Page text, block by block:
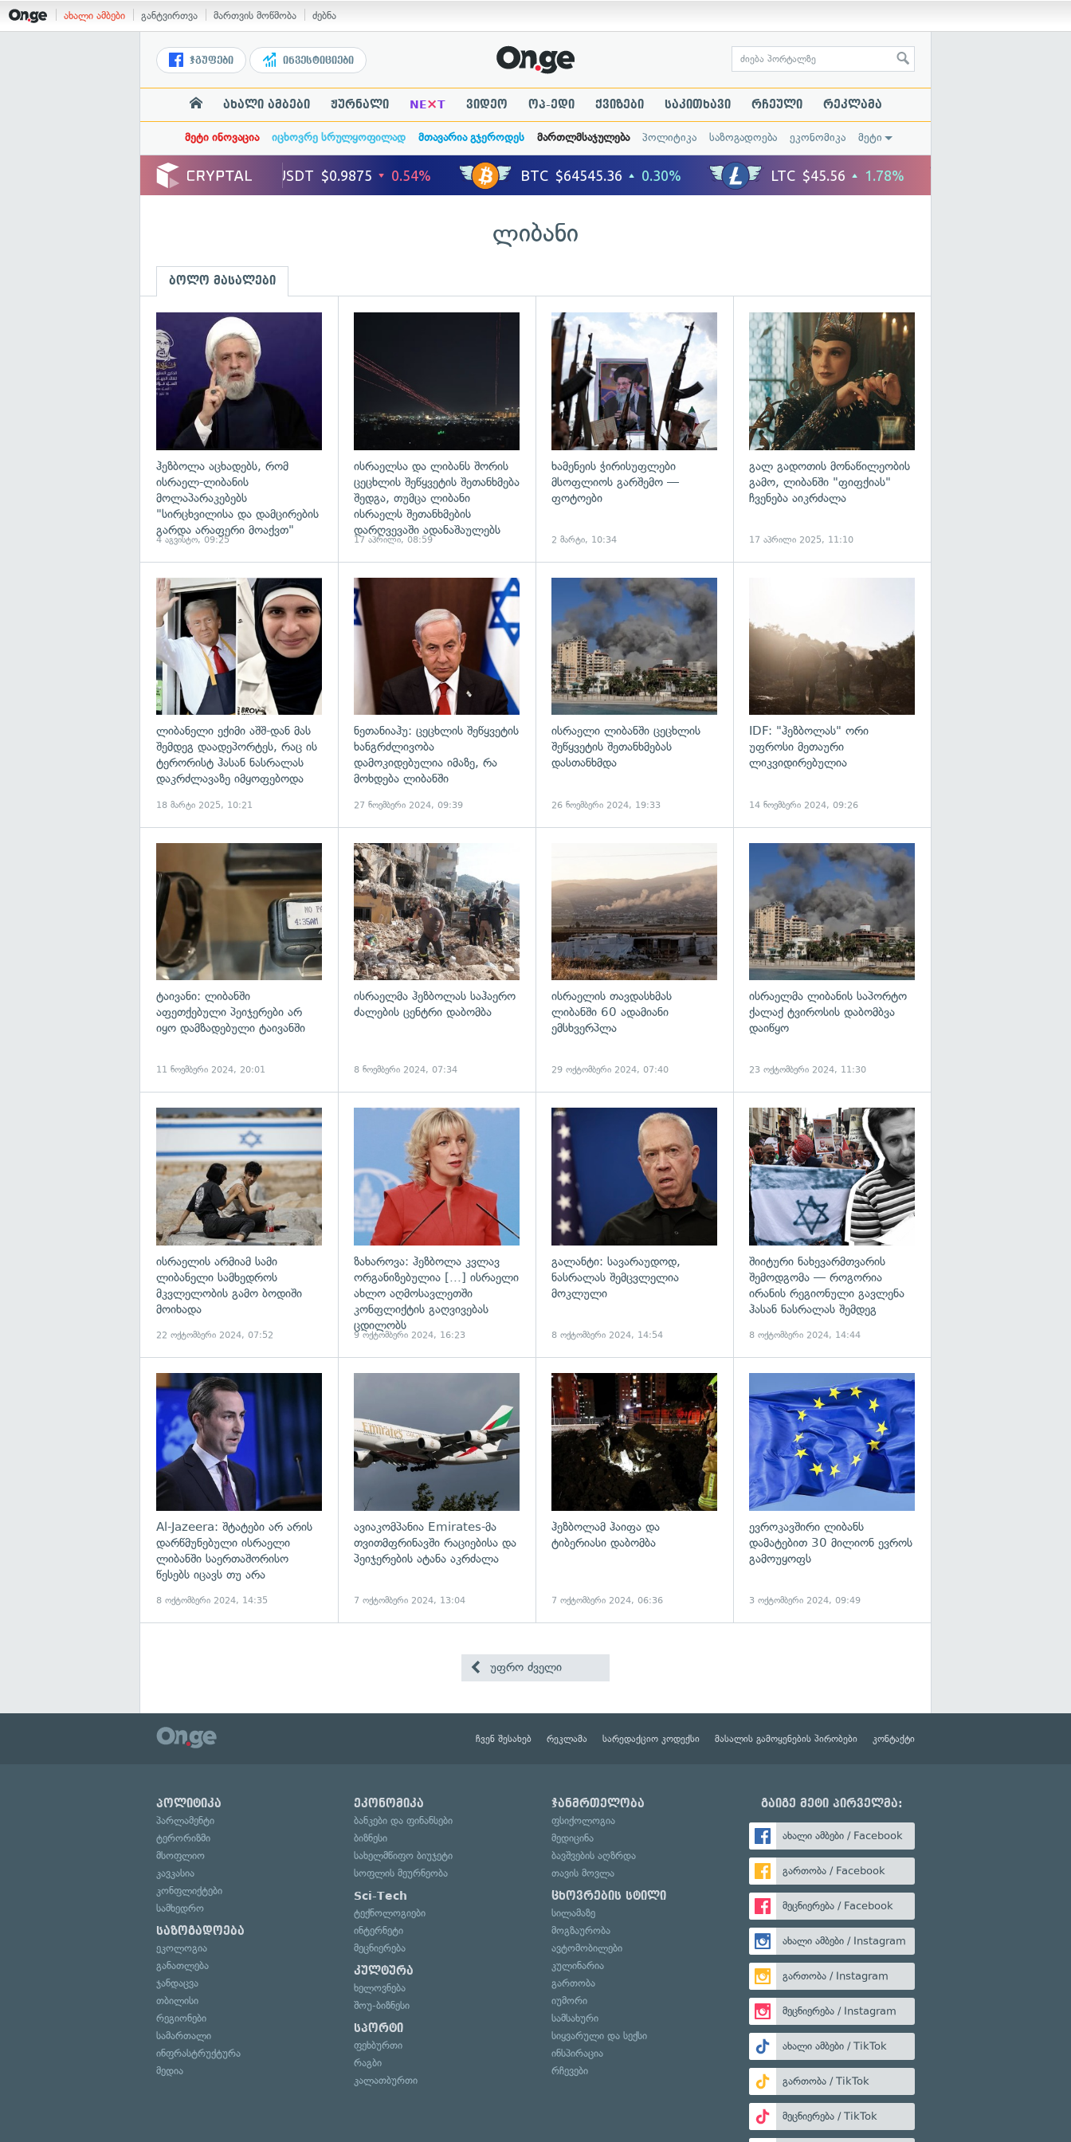
ახალი ამბები განტვირთვა მართვის მოწმობა ძებნა
ჯგუფები ინვესტიციები
ახალი ამბები ჟურნალი NE×T ვიდეო ოპ-ედი ქვიზები საკითხავი რჩეული რეკლამა
მეტი ინოვაცია იცხოვრე სრულყოფილად მთავარია გჯეროდეს მართლმსაჯულება პოლიტიკა საზოგადოება ეკონომიკა მეტი
ლიბანი
ბოლო მასალები
ჰეზბოლა აცხადებს, რომ
ისრაელ-ლიბანის
მოლაპარაკებებს
"სირცხვილისა და დამცირების
გარდა არაფერი მოაქვთ"
4 აგვისტო, 09:25
გადახედვა
ისრაელსა და ლიბანს შორის
ცეცხლის შეწყვეტის შეთანხმება
შედგა, თუმცა ლიბანი
ისრაელს შეთანხმების
დარღვევაში ადანაშაულებს
17 აპრილი, 08:59
გადახედვა
ხამენეის ჭირისუფლები
მსოფლიოს გარშემო —
ფოტოები
2 მარტი, 10:34
გალ გადოთის მონაწილეობის
გამო, ლიბანში "ფიფქიას"
ჩვენება აიკრძალა
17 აპრილი 2025, 11:10
გადახედვა
ლიბანელი ექიმი აშშ-დან მას
შემდეგ დაადეპორტეს, რაც ის
ტერორისტ ჰასან ნასრალას
დაკრძლავაზე იმყოფებოდა
18 მარტი 2025, 10:21
გადახედვა
ნეთანიაჰუ: ცეცხლის შეწყვეტის
ხანგრძლივობა
დამოკიდებულია იმაზე, რა
მოხდება ლიბანში
27 ნოემბერი 2024, 09:39
ისრაელი ლიბანში ცეცხლის
შეწყვეტის შეთანხმებას
დასთანხმდა
26 ნოემბერი 2024, 19:33
IDF: "ჰეზბოლას" ორი
უფროსი მეთაური
ლიკვიდირებულია
14 ნოემბერი 2024, 09:26
გადახედვა
ტაივანი: ლიბანში
აფეთქებული პეიჯერები არ
იყო დამზადებული ტაივანში
11 ნოემბერი 2024, 20:01
ისრაელმა ჰეზბოლას საჰაერო
ძალების ცენტრი დაბომბა
8 ნოემბერი 2024, 07:34
გადახედვა
ისრაელის თავდასხმას
ლიბანში 60 ადამიანი
ემსხვერპლა
29 ოქტომბერი 2024, 07:40
ისრაელმა ლიბანის საპორტო
ქალაქ ტვიროსის დაბომბვა
დაიწყო
23 ოქტომბერი 2024, 11:30
ისრაელის არმიამ სამი
ლიბანელი სამხედროს
მკვლელობის გამო ბოდიში
მოიხადა
22 ოქტომბერი 2024, 07:52
გადახედვა
ზახაროვა: ჰეზბოლა კვლავ
ორგანიზებულია [...] ისრაელი
ახლო აღმოსავლეთში
კონფლიქტის გაღვივებას
ცდილობს
9 ოქტომბერი 2024, 16:23
გადახედვა
გალანტი: სავარაუდოდ,
ნასრალას შემცვლელია
მოკლული
8 ოქტომბერი 2024, 14:54
შიიტური ნახევარმთვარის
შემოდგომა — როგორია
ირანის რეგიონული გავლენა
ჰასან ნასრალას შემდეგ
8 ოქტომბერი 2024, 14:44
Al-Jazeera: შტატები არ არის
დარწმუნებული ისრაელი
ლიბანში საერთაშორისო
წესებს იცავს თუ არა
8 ოქტომბერი 2024, 14:35
გადახედვა
ავიაკომპანია Emirates-მა
თვითმფრინავში რაციებისა და
პეიჯერების ატანა აკრძალა
7 ოქტომბერი 2024, 13:04
გადახედვა
ჰეზბოლამ ჰაიფა და
ტიბერიასი დაბომბა
7 ოქტომბერი 2024, 06:36
ევროკავშირი ლიბანს
დამატებით 30 მილიონ ევროს
გამოუყოფს
3 ოქტომბერი 2024, 09:49
უფრო ძველი
ჩვენ შესახებ რეკლამა სარედაქციო კოდექსი მასალის გამოყენების პირობები კონტაქტი
პოლიტიკა
პარლამენტი
ტერორიზმი
მსოფლიო
კავკასია
კონფლიქტები
სამხედრო
საზოგადოება
ეკოლოგია
განათლება
ჯანდაცვა
თბილისი
რეგიონები
სამართალი
ინფრასტრუქტურა
მედია
ეკონომიკა
ბანკები და ფინანსები
ბიზნესი
სახელმწიფო ბიუჯეტი
სოფლის მეურნეობა
Sci-Tech
ტექნოლოგიები
ინტერნეტი
მეცნიერება
კულტურა
ხელოვნება
შოუ-ბიზნესი
სპორტი
ფეხბურთი
რაგბი
კალათბურთი
ჯანმრთელობა
ფსიქოლოგია
მედიცინა
ბავშვების აღზრდა
თავის მოვლა
ცხოვრების სტილი
სილამაზე
მოგზაურობა
ავტომობილები
კულინარია
გართობა
იუმორი
სამსახური
სიყვარული და სექსი
ინსპირაცია
რჩევები
გაიგე მეტი პირველმა:
ახალი ამბები / Facebook
გართობა / Facebook
მეცნიერება / Facebook
ახალი ამბები / Instagram
გართობა / Instagram
მეცნიერება / Instagram
ახალი ამბები / TikTok
გართობა / TikTok
მეცნიერება / TikTok